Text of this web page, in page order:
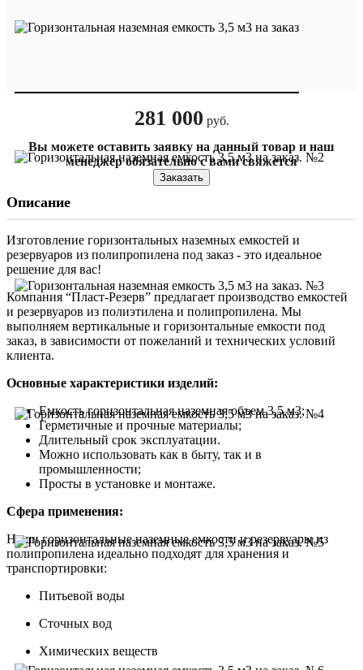
281 000 руб.
Вы можете оставить заявку на данный товар и наш
менеджер обязательно с вами свяжется
Заказать
Описание
Изготовление горизонтальных наземных емкостей и
резервуаров из полипропилена под заказ - это идеальное
решение для вас!
Компания “Пласт-Резерв” предлагает производство емкостей
и резервуаров из полиэтилена и полипропилена. Мы
выполняем вертикальные и горизонтальные емкости под
заказ, в зависимости от пожеланий и технических условий
клиента.
Основные характеристики изделий:
Емкость горизонтальная наземная объем 3,5 м3;
Герметичные и прочные материалы;
Длительный срок эксплуатации.
Можно использовать как в быту, так и в
промышленности;
Просты в установке и монтаже.
Сфера применения:
Наши горизонтальные наземные емкости и резервуары из
полипропилена идеально подходят для хранения и
транспортировки:
Питьевой воды
Сточных вод
Химических веществ